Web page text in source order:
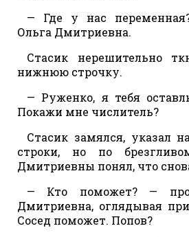
— Где у нас
Ольга Дмитриевна.
Стасик нерешительно
нижнюю строчку.
— Руженко, я тебя
Покажи мне числитель?
Стасик замялся, указал
строки, но по
Дмитриевны понял, что
— Кто поможет? —
Дмитриевна, оглядывая
Сосед поможет. Попов?